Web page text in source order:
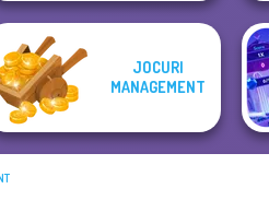
JOCURI
MANAGEMENT